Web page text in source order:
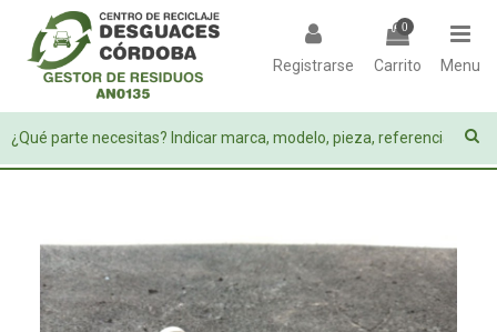
Registrarse
0
Carrito Menu